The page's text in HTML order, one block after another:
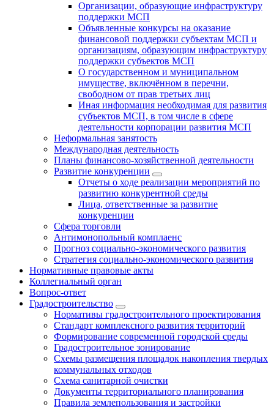
Организации, образующие инфраструктуру
поддержки МСП
Объявленные конкурсы на оказание
финансовой поддержки субъектам МСП и
организациям, образующим инфраструктуру
поддержки субъектов МСП
О государственном и муниципальном
имуществе, включённом в перечни,
свободном от прав третьих лиц
Иная информация необходимая для развития
субъектов МСП, в том числе в сфере
деятельности корпорации развития МСП
Неформальная занятость
Международная деятельность
Планы финансово-хозяйственной деятельности
Развитие конкуренции
Отчеты о ходе реализации мероприятий по
развитию конкурентной среды
Лица, ответственные за развитие
конкуренции
Сфера торговли
Антимонопольный комплаенс
Прогноз социально-экономического развития
Стратегия социально-экономического развития
Нормативные правовые акты
Коллегиальный орган
Вопрос-ответ
Градостроительство
Нормативы градостроительного проектирования
Стандарт комплексного развития территорий
Формирование современной городской среды
Градостроительное зонирование
Схемы размещения площадок накопления твердых
коммунальных отходов
Схема санитарной очистки
Документы территориального планирования
Правила землепользования и застройки